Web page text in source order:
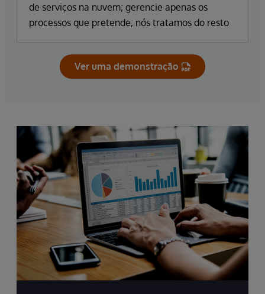
de serviços na nuvem; gerencie apenas os
processos que pretende, nós tratamos do resto
Ver uma demonstração